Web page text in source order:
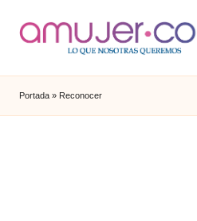
Portada » Reconocer